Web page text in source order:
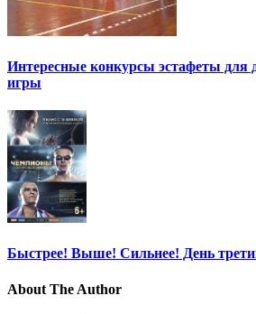
Интересные конкурсы эстафеты для
игры
Быстрее! Выше! Сильнее! День
About The Author